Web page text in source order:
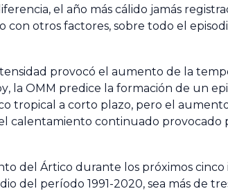
el año más cálido jamás
con otros factores, sobre todo el
provocó el aumento de la
, la OMM predice la formación de un
tropical a corto plazo, pero el
calentamiento continuado provocado
Ártico durante los próximos cinco
del período 1991-2020, sea más de